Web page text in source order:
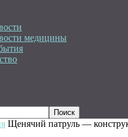
медицины
Щенячий патруль —